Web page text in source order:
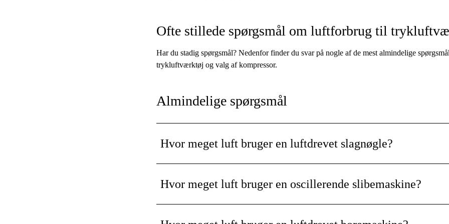
Ofte stillede spørgsmål om luftforbrug til
Har du stadig spørgsmål? Nedenfor finder du svar på nogle af de mest almindelige
trykluftværktøj og valg af kompressor.
Almindelige spørgsmål
Hvor meget luft bruger en luftdrevet slagnøgle?
Luftforbruget kan dog variere afhængigt af model, størrelse og belastning.
Hvor meget luft bruger en oscillerende slibemaskine?
Ved længere tids slibning er det vigtigt at vælge en kompressor med tilstrækkelig